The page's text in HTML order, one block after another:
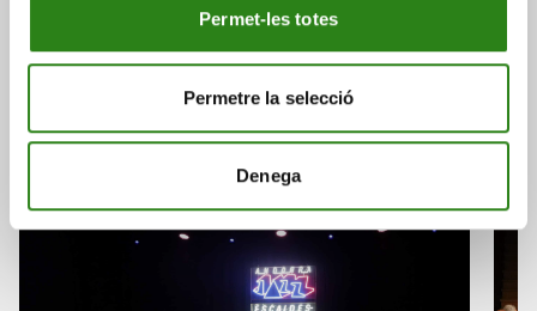
Permet-les totes
Permetre la selecció
Denega
També et pot interessar
Consulta a continuació altres notícies relacionades.